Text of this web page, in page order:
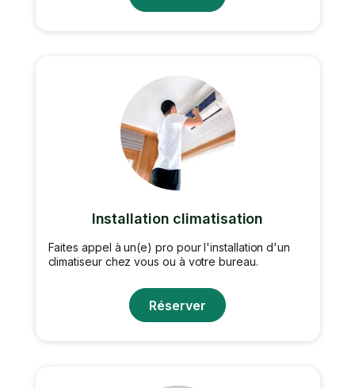
Installation climatisation
Faites appel à un(e) pro pour l'installation d'un
climatiseur chez vous ou à votre bureau.
Réserver